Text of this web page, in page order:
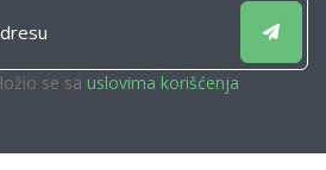
se sa uslovima korišćenja